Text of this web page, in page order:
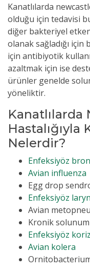
Kanatlılarda
olduğu için tedavisi
diğer bakteriyel
olanak sağladığı
için antibiyotik
azaltmak için ise
ürünler genelde
yöneliktir.
Kanatlılarda
Hastalığıyla
Nelerdir?
Enfeksiyöz
Avian influenza
Egg drop
Enfeksiyöz
Avian
Kronik
Enfeksiyöz
Avian kolera